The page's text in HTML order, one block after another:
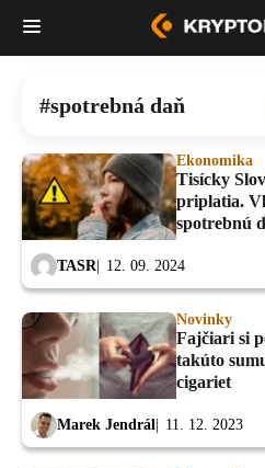
spotrebná daň
Ekonomika
Tisícky
priplatia.
spotrebnú
TASR 12. 09. 2024
Novinky
Fajčiari si
takúto
cigariet
Marek Jendrál 11. 12. 2023